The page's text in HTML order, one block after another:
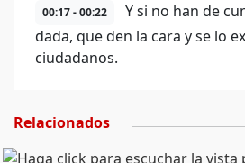
00:17 - 00:22
Y si no han de
dada, que den la cara y se lo
ciudadanos.
Relacionados